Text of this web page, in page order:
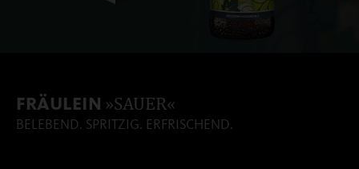
FRÄULEIN »SAUER«
BELEBEND. SPRITZIG. ERFRISCHEND.